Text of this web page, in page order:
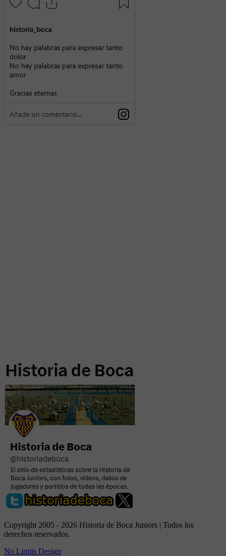
Copyright 2005 - 2026 Historia de Boca Juniors | Todos los
derechos reservados.
No Limits Design